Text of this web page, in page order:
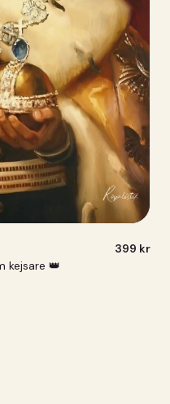
kejsare 👑
399 kr